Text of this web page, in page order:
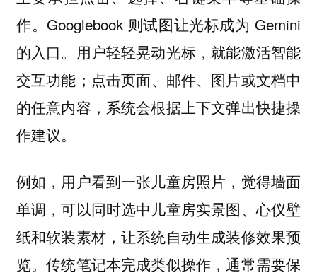
作。Googlebook 则试图让光标成为 Gemini
的入口。用户轻轻晃动光标，就能激活智能
交互功能；点击页面、邮件、图片或文档中
的任意内容，系统会根据上下文弹出快捷操
作建议。
例如，用户看到一张儿童房照片，觉得墙面
单调，可以同时选中儿童房实景图、心仪壁
纸和软装素材，让系统自动生成装修效果预
览。传统笔记本完成类似操作，通常需要保